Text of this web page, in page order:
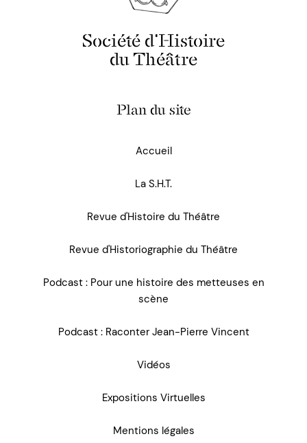
Société d'Histoire
du Théâtre
Plan du site
Accueil
La S.H.T.
Revue d'Histoire du Théâtre
Revue d'Historiographie du Théâtre
Podcast : Pour une histoire des metteuses en
scène
Podcast : Raconter Jean-Pierre Vincent
Vidéos
Expositions Virtuelles
Mentions légales